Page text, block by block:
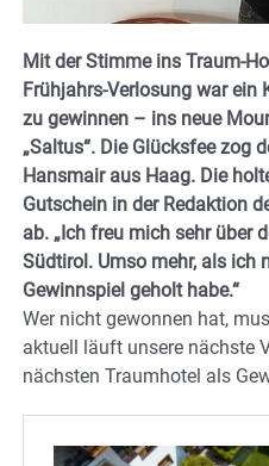
Mit der Stimme ins Traum-
Frühjahrs-Verlosung war ein
zu gewinnen – ins neue
„Saltus“. Die Glücksfee zog
Hansmair aus Haag. Die
Gutschein in der Redaktion
ab. „Ich freu mich sehr über
Südtirol. Umso mehr, als ich
Gewinnspiel geholt habe.“
Wer nicht gewonnen hat,
aktuell läuft unsere nächste
nächsten Traumhotel als